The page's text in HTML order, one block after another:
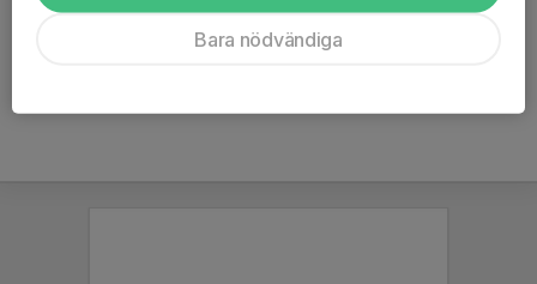
Bara nödvändiga